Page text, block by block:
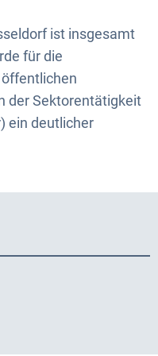
ist insgesamt
für die
der Sektorentätigkeit
ein deutlicher